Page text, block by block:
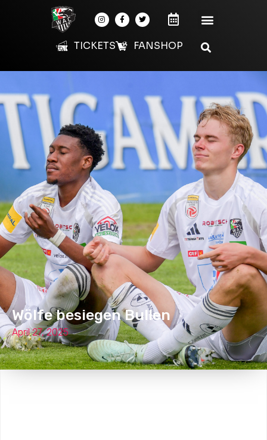
TICKETS FANSHOP
Wölfe besiegen Bullen
April 27, 2025